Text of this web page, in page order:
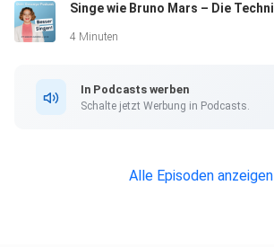
und dein volles Stimmpotenzial entfalten?
4 Minuten
In Podcasts werben
Schalte jetzt Werbung in Podcasts.
Alle Episoden anzeigen